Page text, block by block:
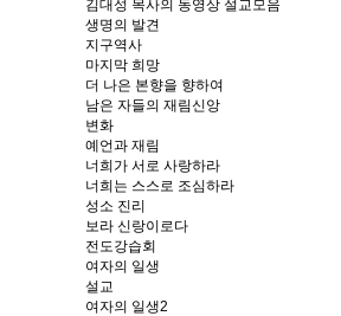
김대성 목사의 동영상 설교모음
생명의 발견
지구역사
마지막 희망
더 나은 본향을 향하여
남은 자들의 재림신앙
변화
예언과 재림
너희가 서로 사랑하라
너희는 스스로 조심하라
성소 진리
보라 신랑이로다
전도강습회
여자의 일생
설교
여자의 일생2